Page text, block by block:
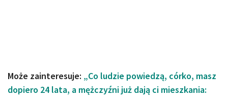
Może zainteresuje: „Co ludzie powiedzą, córko, masz
dopiero 24 lata, a mężczyźni już dają ci mieszkania: